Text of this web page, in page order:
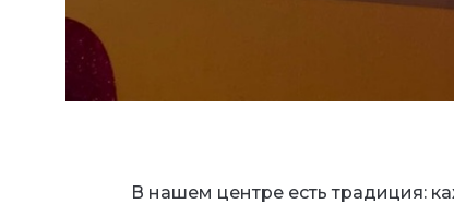
В нашем центре есть традиция: